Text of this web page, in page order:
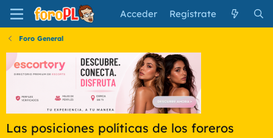
Acceder Regístrate
Foro General
Las posiciones políticas de los foreros